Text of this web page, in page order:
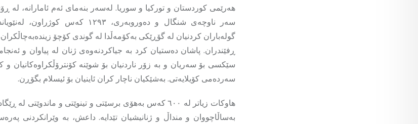
هەرێمی کوردستان و تورکیا و سوریا. لەسەر بنەمای ئەم ئامارانە، لە
گولەباران کردنیان لە گۆڕێکی بەکۆمەڵدا لە گوندی کۆچۆ
ڕفێندران. پاشان دەستیان کرد بە جیاکردنەوەی ژنان لە پیاوان و
سێکسی بۆ سەریان و بە زۆر ناردنیان بۆ شوێنە کۆنترۆڵکراوەکانیان
سەردەمی کۆیلایەتی. بەشێکیان ناچار کران ئاینیان بۆ ئیسلام بگۆڕن.
هاوکات زیاتر لە ٦٠٠ کەس بەهۆی برسێتی و تینوێتی و ماندوێتی
بەساڵاچووان و منداڵ و ژنانیشیان تێدایە. داعش، بە وێرانکردنی